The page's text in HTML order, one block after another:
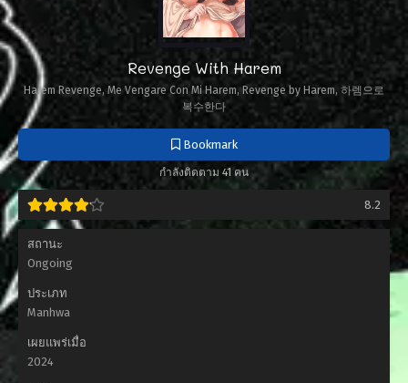
Revenge With Harem
Harem Revenge, Me Vengare Con Mi Harem, Revenge by Harem, 하렘으로
복수한다
Bookmark
กำลังติดตาม 41 คน
8.2
สถานะ
Ongoing
ประเภท
Manhwa
เผยแพร่เมื่อ
2024